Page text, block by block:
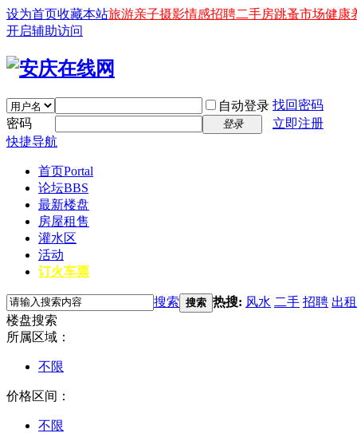
设为首页收藏本站旅游亲子摄影情感招聘二手房跳蚤市场健康
开启辅助访问
自动登录 找回密码
密码
登录
立即注册
快捷导航
首页Portal
论坛BBS
最新楼盘
房屋租售
灌水区
活动
订火车票
搜索 搜索 热搜: 风水 二手 招聘 出租
楼盘搜索
所属区域：
不限
价格区间：
不限